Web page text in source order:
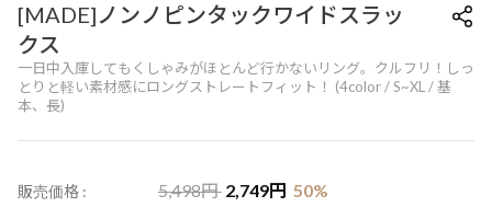
[MADE]ノンノピンタックワイドスラッ
クス
一日中入庫してもくしゃみがほとんど行かないリング。クルフリ！しっ
とりと軽い素材感にロングストレートフィット！ (4color / S~XL / 基
本、長)
販売価格 : 5,498円 2,749円 50%